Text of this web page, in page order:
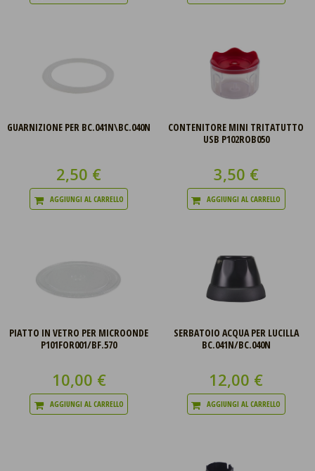
GUARNIZIONE PER BC.041N\BC.040N
2,50 €
AGGIUNGI AL CARRELLO
CONTENITORE MINI TRITATUTTO
USB P102ROB050
3,50 €
AGGIUNGI AL CARRELLO
PIATTO IN VETRO PER MICROONDE
P101FOR001/BF.570
10,00 €
AGGIUNGI AL CARRELLO
SERBATOIO ACQUA PER LUCILLA
BC.041N/BC.040N
12,00 €
AGGIUNGI AL CARRELLO